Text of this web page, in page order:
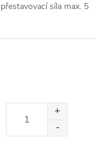
síla max. 5